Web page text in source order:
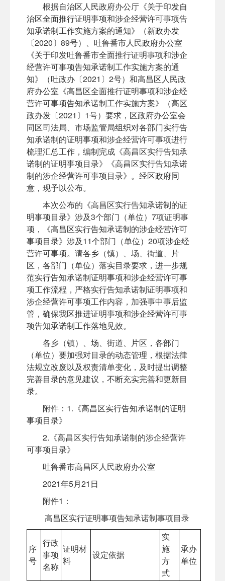
根据自治区人民政府办公厅《关于印发自
治区全面推行证明事项和涉企经营许可事项告
知承诺制工作实施方案的通知》（新政办发
〔2020〕89号）、吐鲁番市人民政府办公室
《关于印发吐鲁番市全面推行证明事项和涉企
经营许可事项告知承诺制工作实施方案的通
知》（吐政办〔2021〕2号）和高昌区人民政
府办公室《高昌区全面推行证明事项和涉企经
营许可事项告知承诺制工作实施方案》（高区
政办发〔2021〕1号）要求，区政府办公室会
同区司法局、市场监管局组织对各部门实行告
知承诺制的证明事项和涉企经营许可事项进行
梳理汇总工作，编制完成《高昌区实行告知承
诺制的证明事项目录》《高昌区实行告知承诺
制的涉企经营许可事项目录》。经区政府同
意，现予以公布。
本次公布的《高昌区实行告知承诺制的证
明事项目录》涉及3个部门（单位）7项证明事
项，《高昌区实行告知承诺制的涉企经营许可
事项目录》涉及11个部门（单位）20项涉企经
营许可事项。请各乡（镇）、场、街道、片
区，各部门（单位）落实目录要求，进一步规
范实行告知承诺制证明事项和涉企经营许可事
项工作流程，严格实行告知承诺制证明事项和
涉企经营许可事项工作内容，加强事中事后监
管，确保我区推进证明事项和涉企经营许可事
项告知承诺制工作落地见效。
各乡（镇）、场、街道、片区，各部门
（单位）要加强对目录的动态管理，根据法律
法规立改废以及权责清单变化，及时提出调整
完善目录的意见建议，不断充实完善和更新目
录。
附件：1.《高昌区实行告知承诺制的证明
事项目录》
2.《高昌区实行告知承诺制的涉企经营许
可事项目录》
吐鲁番市高昌区人民政府办公室
2021年5月21日
附件1：
高昌区实行证明事项告知承诺制事项目录
序
号
行政
事项
名称
证明材
料
设定依据
实
施
方
式
承办
单位